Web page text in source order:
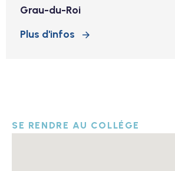
Grau-du-Roi
Plus d'infos
SE RENDRE AU COLLÉGE